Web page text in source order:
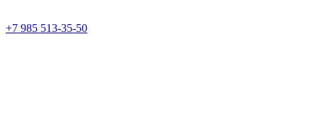
+7 985 513-35-50